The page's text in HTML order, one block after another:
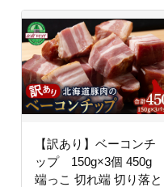
【訳あり】ベーコンチ
ップ 150g×3個 450g
端っこ 切れ端 切り落と